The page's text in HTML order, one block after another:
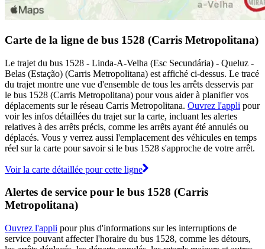
Carte de la ligne de bus 1528 (Carris Metropolitana)
Le trajet du bus 1528 - Linda-A-Velha (Esc Secundária) - Queluz -
Belas (Estação) (Carris Metropolitana) est affiché ci-dessus. Le tracé
du trajet montre une vue d'ensemble de tous les arrêts desservis par
le bus 1528 (Carris Metropolitana) pour vous aider à planifier vos
déplacements sur le réseau Carris Metropolitana. Ouvrez l'appli pour
voir les infos détaillées du trajet sur la carte, incluant les alertes
relatives à des arrêts précis, comme les arrêts ayant été annulés ou
déplacés. Vous y verrez aussi l'emplacement des véhicules en temps
réel sur la carte pour savoir si le bus 1528 s'approche de votre arrêt.
Voir la carte détaillée pour cette ligne
Alertes de service pour le bus 1528 (Carris
Metropolitana)
Ouvrez l'appli pour plus d'informations sur les interruptions de
service pouvant affecter l'horaire du bus 1528, comme les détours,